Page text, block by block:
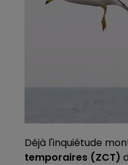
Déjà l'inquiétude
temporaires (ZCT)